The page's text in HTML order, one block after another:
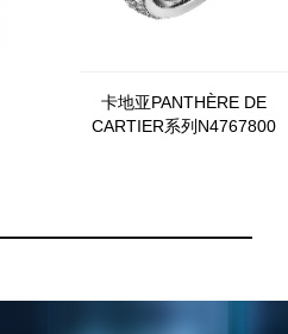
卡地亚PANTHÈRE DE
CARTIER系列N4767800